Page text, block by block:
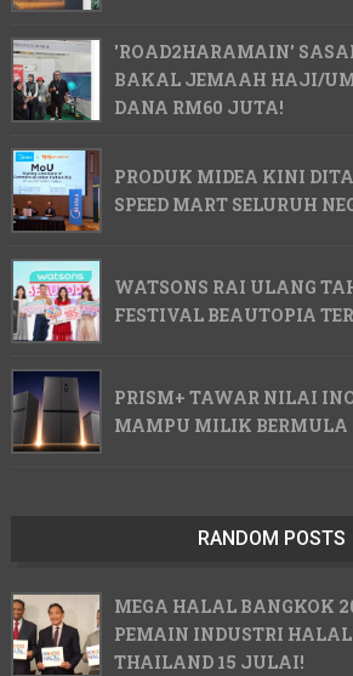
'ROAD2HARAMAIN'
BAKAL JEMAAH HAJI/
DANA RM60 JUTA!
PRODUK MIDEA KINI
SPEED MART SELURUH
WATSONS RAI ULANG
FESTIVAL BEAUTOPIA
PRISM+ TAWAR NILAI
MAMPU MILIK BERMULA
RANDOM POSTS
MEGA HALAL BANGKOK
PEMAIN INDUSTRI HALAL
THAILAND 15 JULAI!